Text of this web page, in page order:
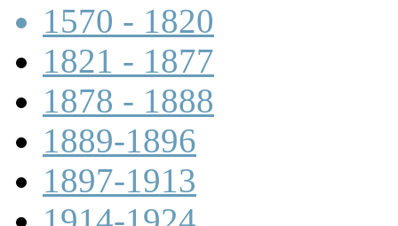
1570 - 1820
1821 - 1877
1878 - 1888
1889-1896
1897-1913